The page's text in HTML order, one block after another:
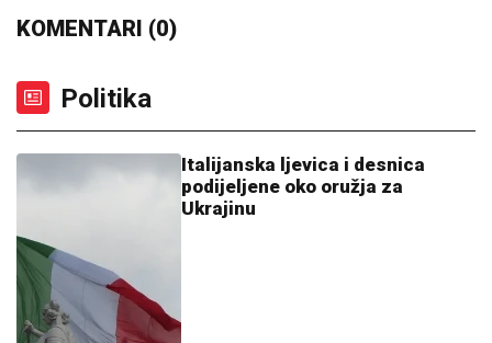
KOMENTARI (0)
Politika
Italijanska ljevica i desnica
podijeljene oko oružja za
Ukrajinu